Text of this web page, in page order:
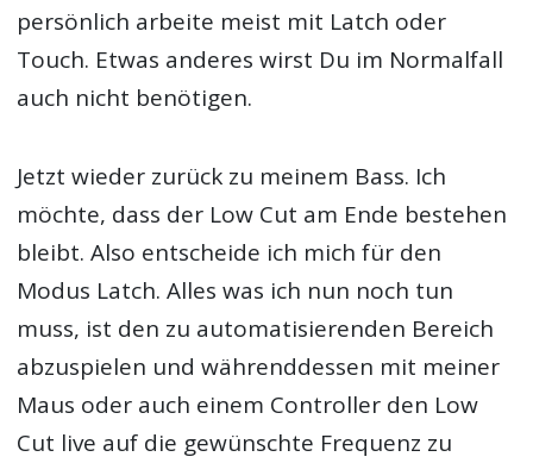
persönlich arbeite meist mit Latch oder
Touch. Etwas anderes wirst Du im Normalfall
auch nicht benötigen.
Jetzt wieder zurück zu meinem Bass. Ich
möchte, dass der Low Cut am Ende bestehen
bleibt. Also entscheide ich mich für den
Modus Latch. Alles was ich nun noch tun
muss, ist den zu automatisierenden Bereich
abzuspielen und währenddessen mit meiner
Maus oder auch einem Controller den Low
Cut live auf die gewünschte Frequenz zu